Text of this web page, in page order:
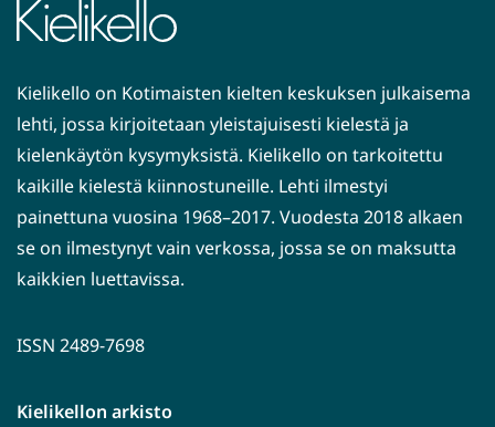
Kielikello on Kotimaisten kielten keskuksen julkaisema
lehti, jossa kirjoitetaan yleistajuisesti kielestä ja
kielenkäytön kysymyksistä. Kielikello on tarkoitettu
kaikille kielestä kiinnostuneille. Lehti ilmestyi
painettuna vuosina 1968–2017. Vuodesta 2018 alkaen
se on ilmestynyt vain verkossa, jossa se on maksutta
kaikkien luettavissa.
ISSN 2489-7698
Kielikellon arkisto